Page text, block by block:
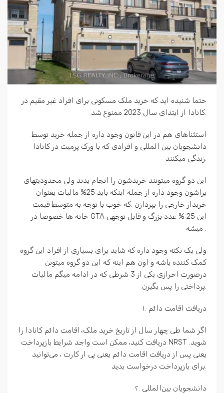
حتما شنیده اید که خرید ملک مسکونی برای افراد غیر مقیم در
کانادا از ابتدای سال 2023 ممنوع شد.
استثناهای هم در این قانون وجود داره از جمله خرید توسط
دانشجویان بین المللی و افرادی که با ورک پرمیت در کانادا
زندگی میکنند.
این دو گروه میتونند خریدشون را انجام بدند ولی محدودیتهای
براشون وجود داره از جمله اینکه باید 25% مالیات بعنوان
خریدار خارجی را بپردازن .که خوب با توجه به متوسط قیمت
خانه ها خصوصا در GTA این 25 % عدد بزرگ و قابل توجهی
میشه .
ولی یک نکته وجود داره که شاید برای بسیاری از افراد این گروه
کمک کننده باشه و اون هم اینه که این دو گروه میتونن
درصورت احرازی یکی از 3 شرطی که در ادامه میگم مالیات
پرداختی را پس بگیرن.
۱. دریافت اقامت دائم
اگر شما طی چهار سال از تاریخ خرید ملک، اقامت دائم کانادا را
دریافت کنید، ممکن است واجد شرایط بازپرداخت NRST شوید.
یعنی پس از دریافت اقامت دائم یعنی پی ار کارت ، می‌توانید
برای بازپرداخت درخواست بدید.
۲. دانشجویان بین‌المللی